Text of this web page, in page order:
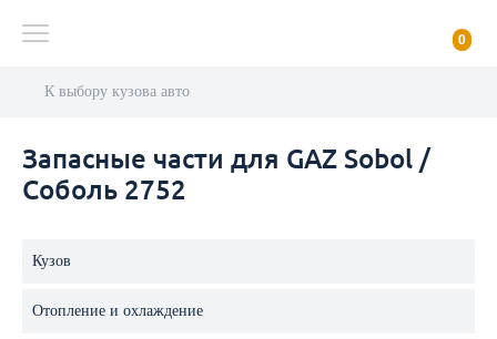
0
К выбору кузова авто
Запасные части для GAZ Sobol /
Соболь 2752
Кузов
Отопление и охлаждение